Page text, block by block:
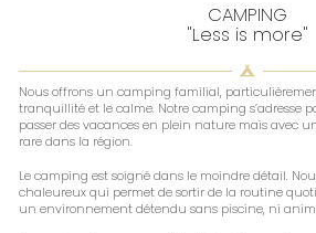
CAMPING
"Less is more"
Nous offrons un camping familial,
tranquillité et le calme. Notre camping s’adresse
passer des vacances en plein nature mais avec
rare dans la région.
Le camping est soigné dans le moindre détail.
chaleureux qui permet de sortir de la routine
un environnement détendu sans piscine, ni